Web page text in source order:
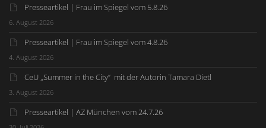
Presseartikel | Frau im Spiegel vom 5.8.26
6. August 2026
Presseartikel | Frau im Spiegel vom 4.8.26
4. August 2026
CeU „Summer in the City“ mit der Autorin Tamara Dietl
3. August 2026
Presseartikel | AZ München vom 24.7.26